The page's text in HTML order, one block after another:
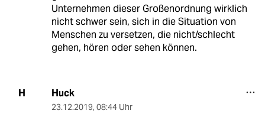
Unternehmen dieser Großenordnung wirklich
nicht schwer sein, sich in die Situation von
Menschen zu versetzen, die nicht/schlecht
gehen, hören oder sehen können.
H Huck
23.12.2019, 08:44 Uhr